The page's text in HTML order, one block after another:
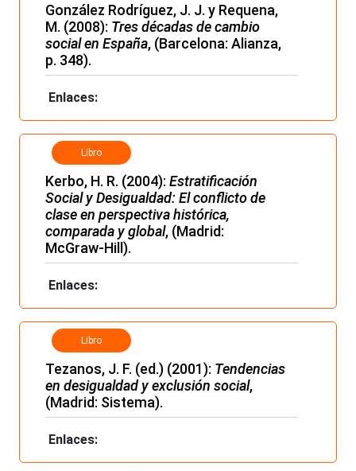
González Rodríguez, J. J. y Requena,
M. (2008): Tres décadas de cambio
social en España, (Barcelona: Alianza,
p. 348).
Enlaces:
Libro
Kerbo, H. R. (2004): Estratificación
Social y Desigualdad: El conflicto de
clase en perspectiva histórica,
comparada y global, (Madrid:
McGraw-Hill).
Enlaces:
Libro
Tezanos, J. F. (ed.) (2001): Tendencias
en desigualdad y exclusión social,
(Madrid: Sistema).
Enlaces: